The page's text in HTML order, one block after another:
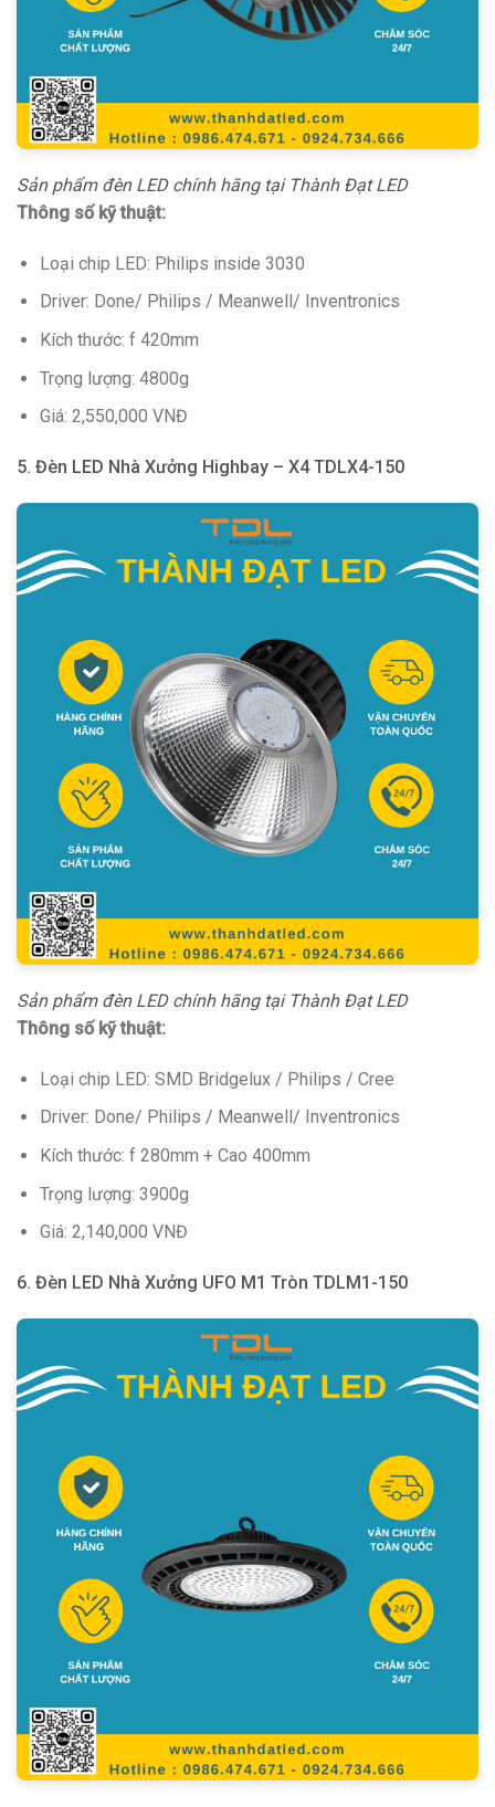
Sản phẩm đèn LED chính hãng tại Thành Đạt LED
Thông số kỹ thuật:
Loại chip LED: Philips inside 3030
Driver: Done/ Philips / Meanwell/ Inventronics
Kích thước: f 420mm
Trọng lượng: 4800g
Giá: 2,550,000 VNĐ
5. Đèn LED Nhà Xưởng Highbay – X4 TDLX4-150
Sản phẩm đèn LED chính hãng tại Thành Đạt LED
Thông số kỹ thuật:
Loại chip LED: SMD Bridgelux / Philips / Cree
Driver: Done/ Philips / Meanwell/ Inventronics
Kích thước: f 280mm + Cao 400mm
Trọng lượng: 3900g
Giá: 2,140,000 VNĐ
6. Đèn LED Nhà Xưởng UFO M1 Tròn TDLM1-150